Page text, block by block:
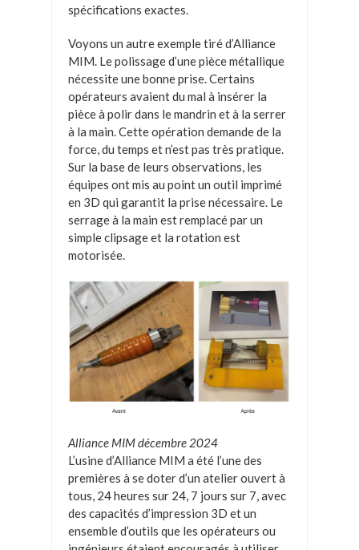
spécifications exactes.
Voyons un autre exemple tiré d’Alliance
MIM. Le polissage d’une pièce métallique
nécessite une bonne prise. Certains
opérateurs avaient du mal à insérer la
pièce à polir dans le mandrin et à la serrer
à la main. Cette opération demande de la
force, du temps et n’est pas très pratique.
Sur la base de leurs observations, les
équipes ont mis au point un outil imprimé
en 3D qui garantit la prise nécessaire. Le
serrage à la main est remplacé par un
simple clipsage et la rotation est
motorisée.
Alliance MIM décembre 2024
L’usine d’Alliance MIM a été l’une des
premières à se doter d’un atelier ouvert à
tous, 24 heures sur 24, 7 jours sur 7, avec
des capacités d’impression 3D et un
ensemble d’outils que les opérateurs ou